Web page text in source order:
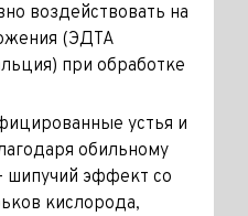
воздействовать на
(ЭДТА
при обработке
устья и
обильному
шипучий эффект со
кислорода,